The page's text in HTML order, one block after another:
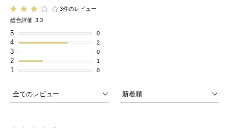
3件のレビュー
総合評価 3.3
5 0
4 2
3 0
2 1
1 0